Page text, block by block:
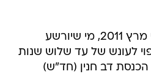
מאז תיקון החוק בחודש מרץ 2011, מי שיורשע
לעונש של עד שלוש שנות
דב חנין (חד"ש)